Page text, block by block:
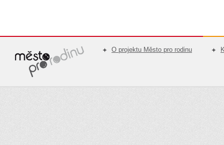
O projektu Město pro rodinu